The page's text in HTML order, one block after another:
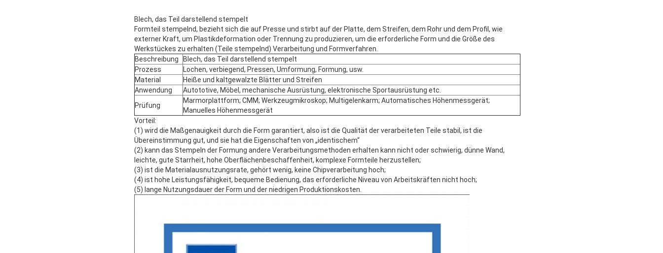
Blech, das Teil darstellend stempelt
Formteil stempelnd, bezieht sich die auf Presse und stirbt auf der Platte, dem Streifen, dem Rohr und dem Profil, wie
externer Kraft, um Plastikdeformation oder Trennung zu produzieren, um die erforderliche Form und die Größe des
Werkstückes zu erhalten (Teile stempelnd) Verarbeitung und Formverfahren.
Beschreibung
Blech, das Teil darstellend stempelt
Prozess
Lochen, verbiegend, Pressen, Umformung, Formung, usw.
Material
Heiße und kaltgewalzte Blätter und Streifen
Anwendung
Autototive, Möbel, mechanische Ausrüstung, elektronische Sportausrüstung etc.
Prüfung
Marmorplattform; CMM; Werkzeugmikroskop; Multigelenkarm; Automatisches Höhenmessgerät;
Manuelles Höhenmessgerät
Vorteil:
(1) wird die Maßgenauigkeit durch die Form garantiert, also ist die Qualität der verarbeiteten Teile stabil, ist die
Übereinstimmung gut, und sie hat die Eigenschaften von „identischem“
(2) kann das Stempeln der Formung andere Verarbeitungsmethoden erhalten kann nicht oder schwierig, dünne Wand,
leichte, gute Starrheit, hohe Oberflächenbeschaffenheit, komplexe Formteile herzustellen;
(3) ist die Materialausnutzungsrate, gehört wenig, keine Chipverarbeitung hoch;
(4) ist hohe Leistungsfähigkeit, bequeme Bedienung, das erforderliche Niveau von Arbeitskräften nicht hoch;
(5) lange Nutzungsdauer der Form und der niedrigen Produktionskosten.